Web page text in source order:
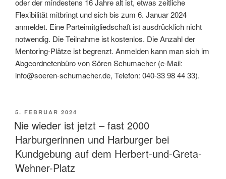
Flexibilität mitbringt und sich bis zum 6. Januar 2024
anmeldet. Eine Parteimitgliedschaft ist ausdrücklich nicht
notwendig. Die Teilnahme ist kostenlos. Die Anzahl der
Mentoring-Plätze ist begrenzt. Anmelden kann man sich im
Abgeordnetenbüro von Sören Schumacher (e-Mail:
info@soeren-schumacher.de, Telefon: 040-33 98 44 33).
VERÖFFENTLICHT
AM
5. FEBRUAR 2024
Nie wieder ist jetzt – fast 2000
Harburgerinnen und Harburger bei
Kundgebung auf dem Herbert-und-Greta-
Wehner-Platz